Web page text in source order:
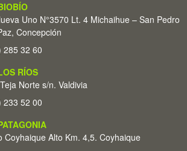
Uno N°3570 Lt. 4 Michaihue – San Pedro
Concepción
285 32 60
RÍOS
Norte s/n. Valdivia
233 52 00
Coyhaique Alto Km. 4,5. Coyhaique